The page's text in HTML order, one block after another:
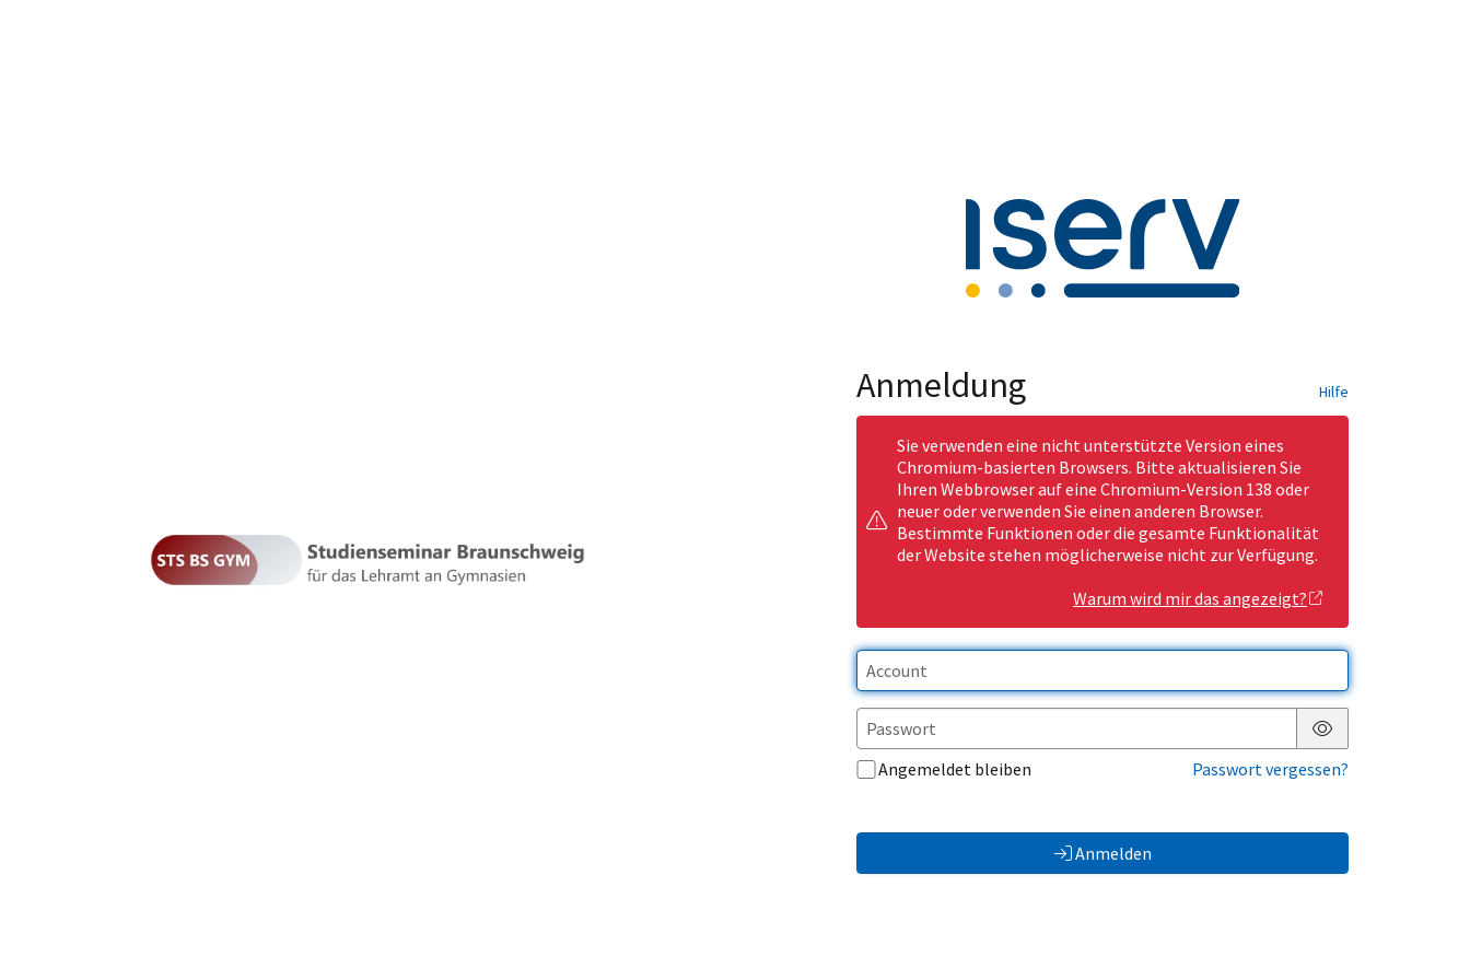
Anmeldung Hilfe
Sie verwenden eine nicht unterstützte Version eines
Chromium-basierten Browsers. Bitte aktualisieren Sie
Ihren Webbrowser auf eine Chromium-Version 138 oder
neuer oder verwenden Sie einen anderen Browser.
Bestimmte Funktionen oder die gesamte Funktionalität
der Website stehen möglicherweise nicht zur Verfügung.
Warum wird mir das angezeigt?
Passwort anzeigen
Angemeldet bleiben
Passwort vergessen?
Anmelden